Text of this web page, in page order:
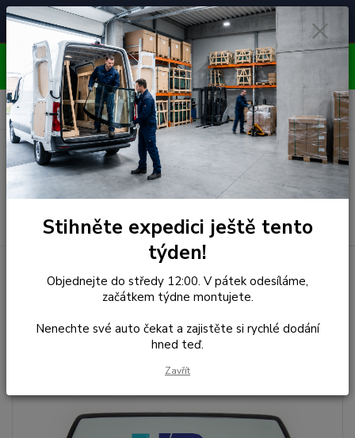
🚘
Čelní skla pro
unikátní vozy
📞
Poradenství
ZDARMA
⭐ 4.7/5 (50 recenzí)
OBJEDNÁVEJTE DO STŘEDY 12:00 - KAŽDÝ PÁTEK
EXPEDUJEME!!
Menu
Hledat
0 ks
za 0,00 Kč
Čelní Sklo - FIAT
BARCHETTA CAB (r.1995-)
Stihněte expedici ještě tento
týden!
Objednejte do středy 12:00. V pátek odesíláme,
začátkem týdne montujete.
Nenechte své auto čekat a zajistěte si rychlé dodání
hned teď.
Zavřít